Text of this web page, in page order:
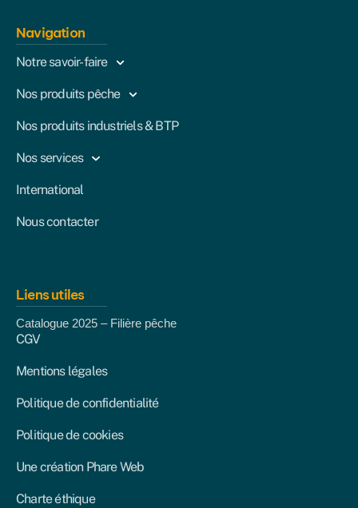
Navigation
Notre savoir-faire
Nos produits pêche
Nos produits industriels & BTP
Nos services
International
Nous contacter
Liens utiles
Catalogue 2025 – Filière pêche
CGV
Mentions légales
Politique de confidentialité
Politique de cookies
Une création Phare Web
Charte éthique